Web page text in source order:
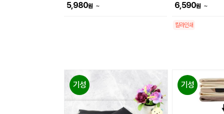
5,980원 ~ 6,590원 ~
칼라인쇄
기성 기성